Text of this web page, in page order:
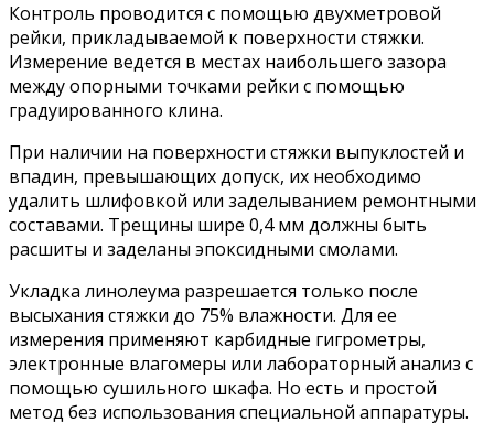
Контроль проводится с помощью двухметровой
рейки, прикладываемой к поверхности стяжки.
Измерение ведется в местах наибольшего зазора
между опорными точками рейки с помощью
градуированного клина.
При наличии на поверхности стяжки выпуклостей и
впадин, превышающих допуск, их необходимо
удалить шлифовкой или заделыванием ремонтными
составами. Трещины шире 0,4 мм должны быть
расшиты и заделаны эпоксидными смолами.
Укладка линолеума разрешается только после
высыхания стяжки до 75% влажности. Для ее
измерения применяют карбидные гигрометры,
электронные влагомеры или лабораторный анализ с
помощью сушильного шкафа. Но есть и простой
метод без использования специальной аппаратуры.